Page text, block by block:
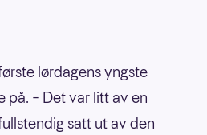
lørdagens yngste
på. – Det var litt av en
satt ut av den